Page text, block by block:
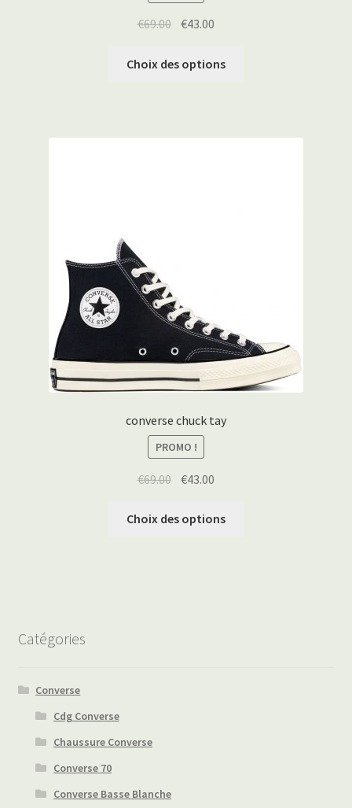
€69.00 €43.00
Choix des options
converse chuck tay
PROMO !
€69.00 €43.00
Choix des options
Catégories
Converse
Cdg Converse
Chaussure Converse
Converse 70
Converse Basse Blanche